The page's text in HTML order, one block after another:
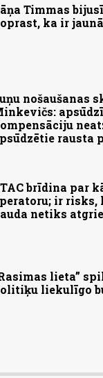
Timmas
ka ir
nošaušanas
rausta
brīdina par
ir risks,
netiks
lieta”
liekulīgo